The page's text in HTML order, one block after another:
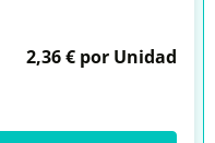
2,36 € por Unidad